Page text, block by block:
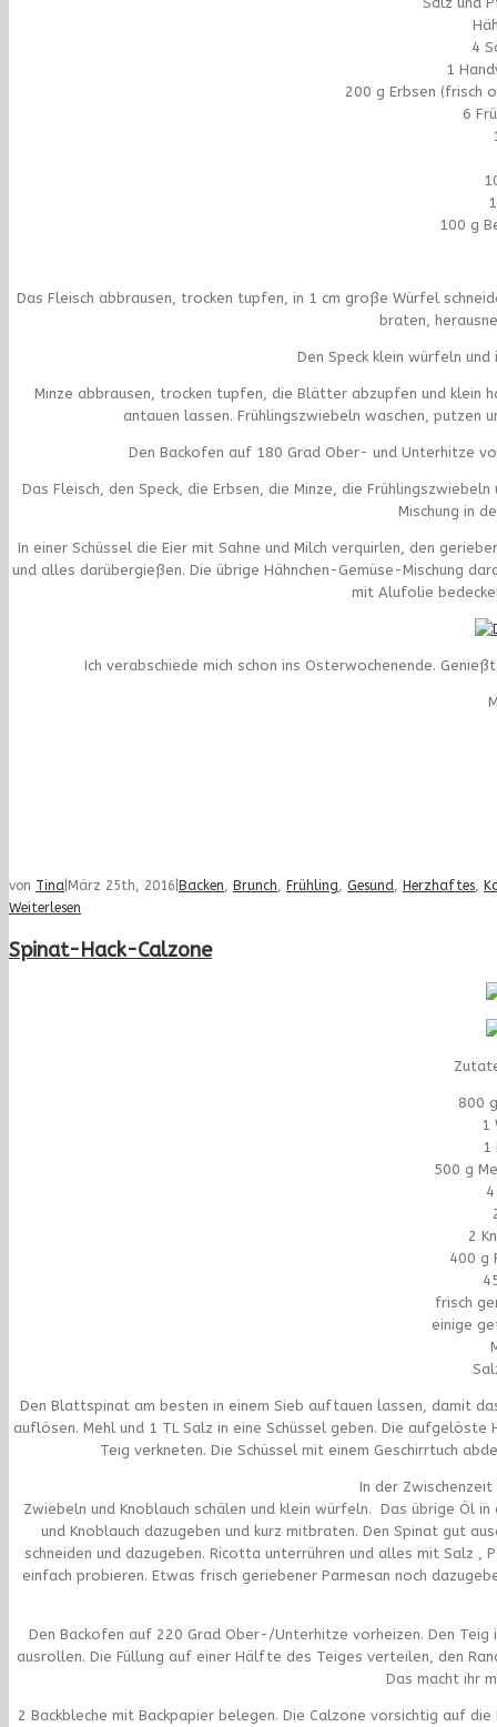
4
1
200 g Erbsen (frisch
6
100 g
Das Fleisch abbrausen, trocken tupfen, in 1 cm große Würfel
braten,
Den Speck klein würfeln
Minze abbrausen, trocken tupfen, die Blätter abzupfen und klein
antauen lassen. Frühlingszwiebeln waschen, putzen
Den Backofen auf 180 Grad Ober- und Unterhitze
Das Fleisch, den Speck, die Erbsen, die Minze, die
Mischung in
In einer Schüssel die Eier mit Sahne und Milch verquirlen, den
und alles darübergießen. Die übrige Hähnchen-Gemüse-Mischung
mit Alufolie
Ich verabschiede mich schon ins Osterwochenende.
von Tina März 25th, 2016 Backen Brunch Frühling Gesund Herzhaftes
Weiterlesen
Spinat-Hack-Calzone
800
1
1
500 g
2
400 g
frisch
einige
Den Blattspinat am besten in einem Sieb auftauen lassen, damit
auflösen. Mehl und 1 TL Salz in eine Schüssel geben. Die
Teig verkneten. Die Schüssel mit einem Geschirrtuch
In der
Zwiebeln und Knoblauch schälen und klein würfeln. Das übrige Öl
und Knoblauch dazugeben und kurz mitbraten. Den Spinat gut
schneiden und dazugeben. Ricotta unterrühren und alles mit Salz
einfach probieren. Etwas frisch geriebener Parmesan noch
Den Backofen auf 220 Grad Ober-/Unterhitze vorheizen. Den
ausrollen. Die Füllung auf einer Hälfte des Teiges verteilen, den
Das macht ihr
2 Backbleche mit Backpapier belegen. Die Calzone vorsichtig auf